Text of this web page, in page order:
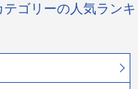
テゴリーの人気ランキ